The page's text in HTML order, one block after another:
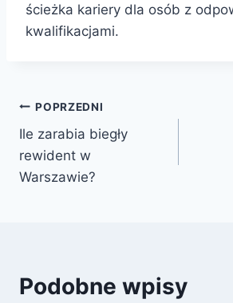
ścieżka kariery dla osób z
kwalifikacjami.
Nawigacja
wpisu
POPRZEDNI
Ile zarabia biegły
rewident w
Warszawie?
Podobne wpisy